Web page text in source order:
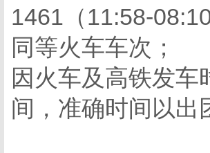
1461（11:58-
同等火车车次；
因火车及高铁发
间，准确时间以出